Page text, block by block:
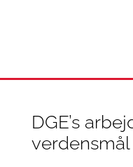
DGE’s
verdensmål